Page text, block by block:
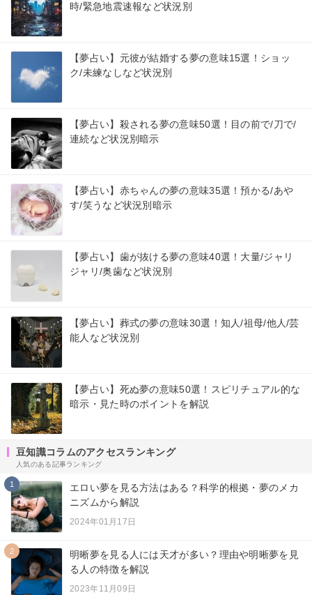
時/緊急地震速報など状況別
【夢占い】元彼が結婚する夢の意味15選！ショッ
ク/未練なしなど状況別
【夢占い】殺される夢の意味50選！目の前で/刀で/
連続など状況別暗示
【夢占い】赤ちゃんの夢の意味35選！預かる/あや
す/笑うなど状況別暗示
【夢占い】歯が抜ける夢の意味40選！大量/ジャリ
ジャリ/奥歯など状況別
【夢占い】葬式の夢の意味30選！知人/祖母/他人/芸
能人など状況別
【夢占い】死ぬ夢の意味50選！スピリチュアル的な
暗示・見た時のポイントを解説
豆知識コラムのアクセスランキング
人気のある記事ランキング
1
エロい夢を見る方法はある？科学的根拠・夢のメカ
ニズムから解説
2024年01月17日
2
明晰夢を見る人には天才が多い？理由や明晰夢を見
る人の特徴を解説
2023年11月09日